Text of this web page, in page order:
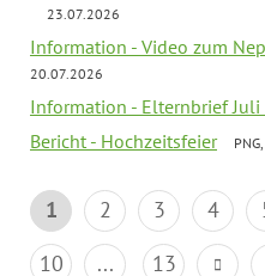
23.07.2026
Information - Video zum
20.07.2026
Information - Elternbrief Juli
Bericht - Hochzeitsfeier
1 2 3 4
10
... 13